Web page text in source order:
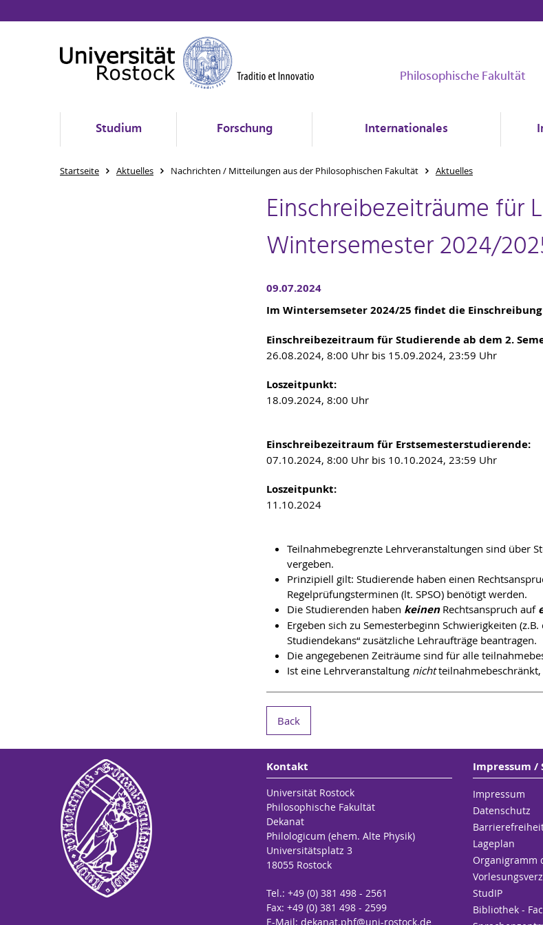
Philosophische Fakultät
Studium Forschung Internationales
Startseite Aktuelles Nachrichten / Mitteilungen aus der Philosophischen Fakultät Aktuelles
Einschreibezeiträume für
Wintersemester 2024/
09.07.2024
Im Wintersemseter 2024/25 findet die
Einschreibezeitraum für Studierende ab dem 2.
26.08.2024, 8:00 Uhr bis 15.09.2024, 23:59 Uhr
Loszeitpunkt:
18.09.2024, 8:00 Uhr
Einschreibezeitraum für Erstsemesterstudierende:
07.10.2024, 8:00 Uhr bis 10.10.2024, 23:59 Uhr
Loszeitpunkt:
11.10.2024
Teilnahmebegrenzte Lehrveranstaltungen sind über
vergeben.
Prinzipiell gilt: Studierende haben einen
Regelprüfungsterminen (lt. SPSO) benötigt werden.
Die Studierenden haben keinenRechtsanspruch auf
Ergeben sich zu Semesterbeginn Schwierigkeiten
Studiendekans“ zusätzliche Lehraufträge beantragen.
Die angegebenen Zeiträume sind für alle
Ist eine Lehrveranstaltung nicht
Back
Kontakt
Universität Rostock
Philosophische Fakultät
Dekanat
Philologicum (ehem. Alte Physik)
Universitätsplatz 3
18055 Rostock
Tel.: +49 (0) 381 498 - 2561
Fax: +49 (0) 381 498 - 2599
E-Mail: dekanat.phf@uni-rostock.de
Impressum /
Impressum
Datenschutz
Lageplan
Organigramm
StudIP
Bibliothek -